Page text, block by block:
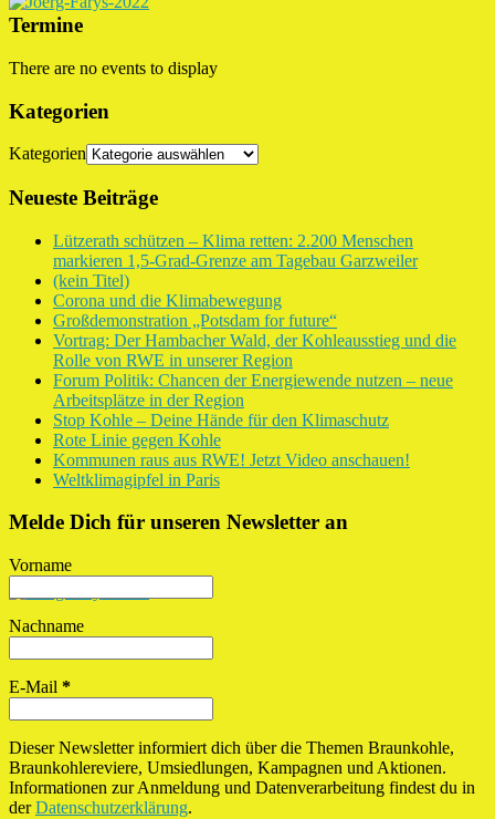
Termine
There are no events to display
Kategorien
Kategorien
Neueste Beiträge
Lützerath schützen – Klima retten: 2.200 Menschen
markieren 1,5-Grad-Grenze am Tagebau Garzweiler
(kein Titel)
Corona und die Klimabewegung
Großdemonstration „Potsdam for future“
Vortrag: Der Hambacher Wald, der Kohleausstieg und die
Rolle von RWE in unserer Region
Forum Politik: Chancen der Energiewende nutzen – neue
Arbeitsplätze in der Region
Stop Kohle – Deine Hände für den Klimaschutz
Rote Linie gegen Kohle
Kommunen raus aus RWE! Jetzt Video anschauen!
Weltklimagipfel in Paris
Melde Dich für unseren Newsletter an
Vorname
Nachname
E-Mail *
Dieser Newsletter informiert dich über die Themen Braunkohle,
Braunkohlereviere, Umsiedlungen, Kampagnen und Aktionen.
Informationen zur Anmeldung und Datenverarbeitung findest du in
derDatenschutzerklärung.